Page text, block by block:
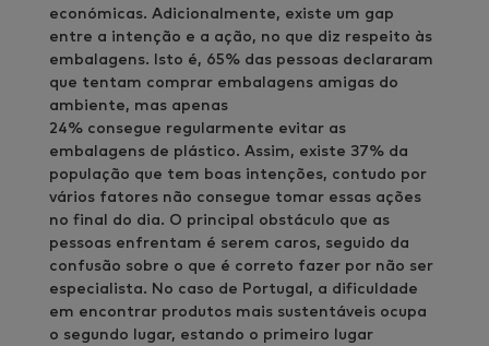
económicas. Adicionalmente, existe um gap
entre a intenção e a ação, no que diz respeito às
embalagens. Isto é, 65% das pessoas declararam
que tentam comprar embalagens amigas do
ambiente, mas apenas
24% consegue regularmente evitar as
embalagens de plástico. Assim, existe 37% da
população que tem boas intenções, contudo por
vários fatores não consegue tomar essas ações
no final do dia. O principal obstáculo que as
pessoas enfrentam é serem caros, seguido da
confusão sobre o que é correto fazer por não ser
especialista. No caso de Portugal, a dificuldade
em encontrar produtos mais sustentáveis ocupa
o segundo lugar, estando o primeiro lugar